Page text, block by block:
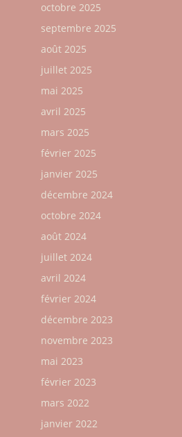
octobre 2025
septembre 2025
août 2025
juillet 2025
mai 2025
avril 2025
mars 2025
février 2025
janvier 2025
décembre 2024
octobre 2024
août 2024
juillet 2024
avril 2024
février 2024
décembre 2023
novembre 2023
mai 2023
février 2023
mars 2022
janvier 2022